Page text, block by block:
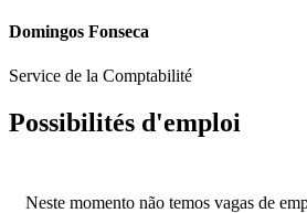
Domingos Fonseca
Service de la Comptabilité
Possibilités d'emploi
Neste momento não temos vagas de